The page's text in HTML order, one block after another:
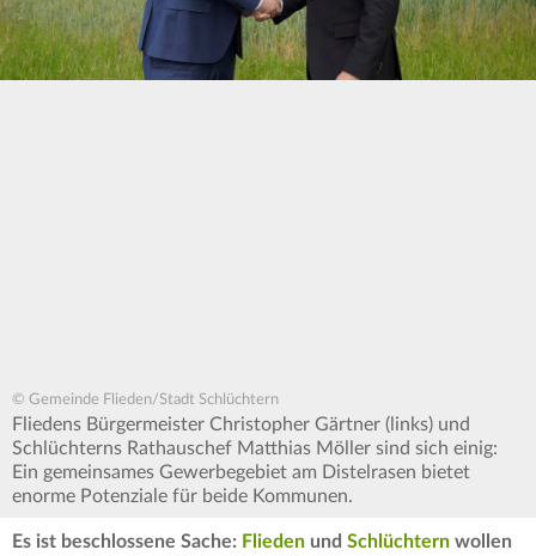
© Gemeinde Flieden/Stadt Schlüchtern
Fliedens Bürgermeister Christopher Gärtner (links) und
Schlüchterns Rathauschef Matthias Möller sind sich einig:
Ein gemeinsames Gewerbegebiet am Distelrasen bietet
enorme Potenziale für beide Kommunen.
Es ist beschlossene Sache: Flieden und Schlüchtern wollen